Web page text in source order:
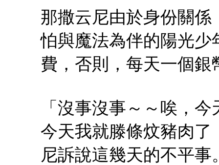
那撒云尼由於身份關
怕與魔法為伴的陽光
費，否則，每天一個
「沒事沒事～～唉，
今天我就滕條炆豬肉
尼訴說這幾天的不平